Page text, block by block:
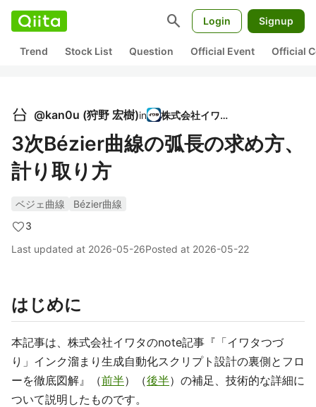
search Login Signup
Trend Stock List Question Official Event Official
@kan0u (狩野 宏樹)in 株式会社イワタ
3次Bézier曲線の弧長の求め方、
計り取り方
ベジェ曲線
Bézier曲線
3
Last updated at 2026-05-26Posted at 2026-05-22
はじめに
本記事は、株式会社イワタのnote記事『「イワタつづ
り」インク溜まり生成自動化スクリプト設計の裏側とフロ
ーを徹底図解』（前半）（後半）の補足、技術的な詳細に
ついて説明したものです。